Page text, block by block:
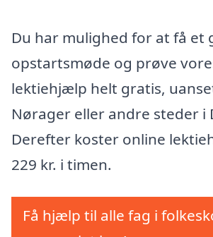
Du har mulighed for at få et
opstartsmøde og prøve
lektiehjælp helt gratis,
Nørager eller andre steder i
Derefter koster online
229 kr. i timen.
Få hjælp til alle fag i